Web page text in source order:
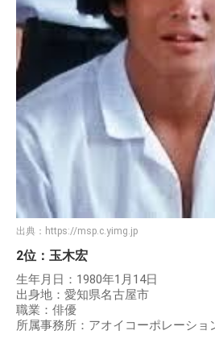
出典： https://msp.c.yimg.jp
2位：玉木宏
生年月日：1980年1月14日
出身地：愛知県名古屋市
職業：俳優
所属事務所：アオイコーポレーショ